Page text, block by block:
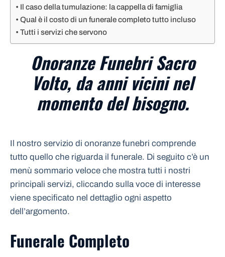
Il caso della tumulazione: la cappella di famiglia
Qual è il costo di un funerale completo tutto incluso
Tutti i servizi che servono
Onoranze Funebri Sacro
Volto, da anni vicini nel
momento del bisogno.
Il nostro servizio di onoranze funebri comprende
tutto quello che riguarda il funerale. Di seguito c’è un
menù sommario veloce che mostra tutti i nostri
principali servizi, cliccando sulla voce di interesse
viene specificato nel dettaglio ogni aspetto
dell’argomento.
Funerale Completo